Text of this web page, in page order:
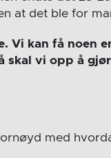
at det ble for
Vi kan få noen
skal vi opp å
med